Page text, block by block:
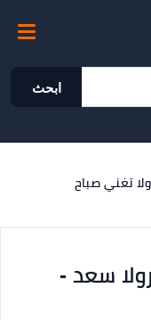
ابحث
تغني صباح
سعد -